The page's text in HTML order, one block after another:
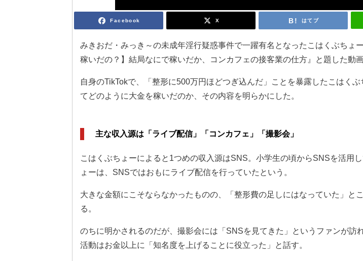
Facebook X はてブ
みきおだ・みっき～の未成年淫行疑惑事件で一躍有名となったこはくぶちょ
稼いだの？】結局なにで稼いだか、コンカフェの接客業の仕方』と題した動画
自身のTikTokで、「整形に500万円ほどつぎ込んだ」ことを暴露したこはくぶ
てどのように大金を稼いだのか、その内容を明らかにした。
主な収入源は「ライブ配信」「コンカフェ」「撮影会」
こはくぶちょーによると1つめの収入源はSNS。小学生の頃からSNSを活用
ょーは、SNSではおもにライブ配信を行っていたという。
大きな金額にこそならなかったものの、「整形費の足しにはなっていた」と
る。
のちに明かされるのだが、撮影会には「SNSを見てきた」というファンが訪
活動はお金以上に「知名度を上げることに役立った」と話す。